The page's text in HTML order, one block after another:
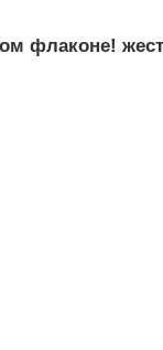
флаконе!